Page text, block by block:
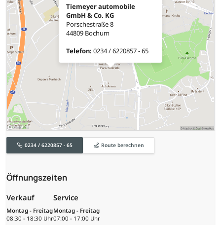
Tiemeyer automobile
GmbH & Co. KG
Porschestraße 8
44809 Bochum
Telefon: 0234 / 6220857 - 65
0234 / 6220857 - 65 Route berechnen
Öffnungszeiten
Verkauf
Montag - Freitag
08:30 - 18:30 Uhr
Service
Montag - Freitag
07:00 - 17:00 Uhr